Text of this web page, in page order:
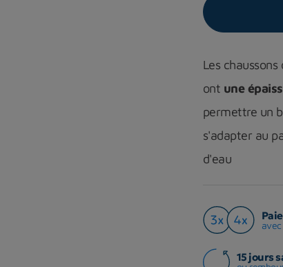
Les
ont une
permettre un
s'adapter au
d'eau
15 jours